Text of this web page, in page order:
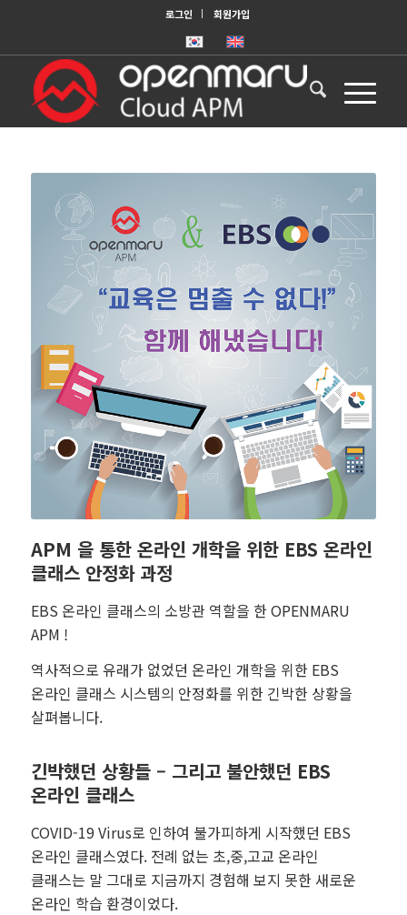
로그인 회원가입
APM 을 통한 온라인 개학을 위한 EBS 온라인
클래스 안정화 과정
EBS 온라인 클래스의 소방관 역할을 한 OPENMARU
APM !
역사적으로 유래가 없었던 온라인 개학을 위한 EBS
온라인 클래스 시스템의 안정화를 위한 긴박한 상황을
살펴봅니다.
긴박했던 상황들 – 그리고 불안했던 EBS
온라인 클래스
COVID-19 Virus로 인하여 불가피하게 시작했던 EBS
온라인 클래스였다. 전례 없는 초,중,고교 온라인
클래스는 말 그대로 지금까지 경험해 보지 못한 새로운
온라인 학습 환경이었다.